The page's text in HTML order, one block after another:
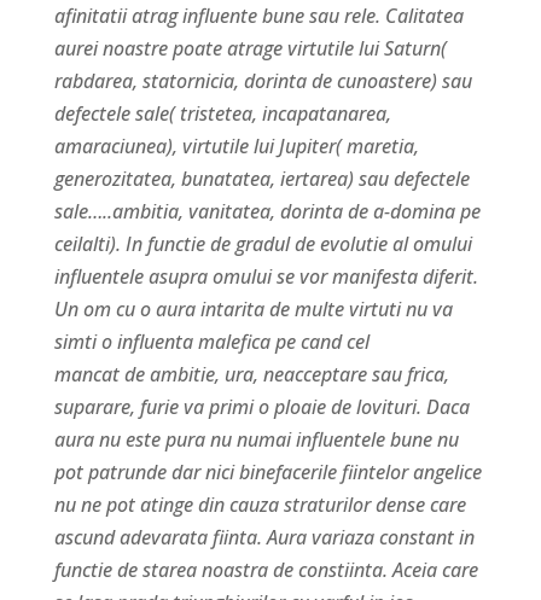
afinitatii atrag influente bune sau rele. Calitatea
aurei noastre poate atrage virtutile lui Saturn(
rabdarea, statornicia, dorinta de cunoastere) sau
defectele sale( tristetea, incapatanarea,
amaraciunea), virtutile lui Jupiter( maretia,
generozitatea, bunatatea, iertarea) sau defectele
sale…..ambitia, vanitatea, dorinta de a-domina pe
ceilalti). In functie de gradul de evolutie al omului
influentele asupra omului se vor manifesta diferit.
Un om cu o aura intarita de multe virtuti nu va
simti o influenta malefica pe cand cel
mancat de ambitie, ura, neacceptare sau frica,
suparare, furie va primi o ploaie de lovituri. Daca
aura nu este pura nu numai influentele bune nu
pot patrunde dar nici binefacerile fiintelor angelice
nu ne pot atinge din cauza straturilor dense care
ascund adevarata fiinta. Aura variaza constant in
functie de starea noastra de constiinta. Aceia care